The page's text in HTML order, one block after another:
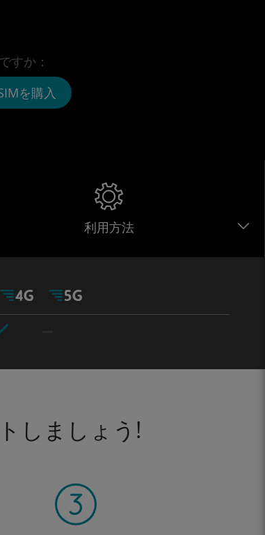
すか：
を購入
利用方法
しましょう!